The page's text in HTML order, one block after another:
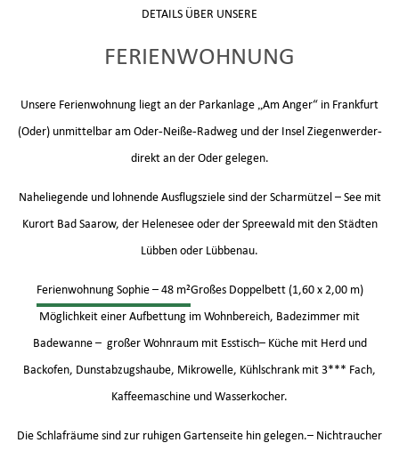
DETAILS ÜBER UNSERE
FERIENWOHNUNG
Unsere Ferienwohnung liegt an der Parkanlage „Am Anger“ in Frankfurt
(Oder) unmittelbar am Oder-Neiße-Radweg und der Insel Ziegenwerder-
direkt an der Oder gelegen.
Naheliegende und lohnende Ausflugsziele sind der Scharmützel – See mit
Kurort Bad Saarow, der Helenesee oder der Spreewald mit den Städten
Lübben oder Lübbenau.
Ferienwohnung Sophie – 48 m²Großes Doppelbett (1,60 x 2,00 m)
Möglichkeit einer Aufbettung im Wohnbereich, Badezimmer mit
Badewanne – großer Wohnraum mit Esstisch– Küche mit Herd und
Backofen, Dunstabzugshaube, Mikrowelle, Kühlschrank mit 3*** Fach,
Kaffeemaschine und Wasserkocher.
Die Schlafräume sind zur ruhigen Gartenseite hin gelegen.– Nichtraucher